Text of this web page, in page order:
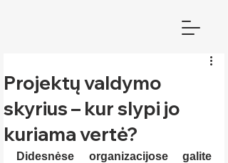
Projektų valdymo
skyrius – kur slypi jo
kuriama vertė?
Didesnėse organizacijose galite